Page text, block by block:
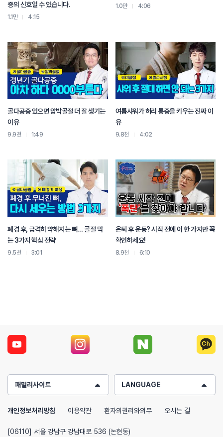
증의 신호일 수 있습니다.
1.1만 4:15
1.0만 4:06
골다공증 있으면 압박골절 더 잘 생기는
이유
9.9천 1:49
여름샤워가 허리 통증을 키우는 진짜 이
유
9.8천 4:02
폐경 후, 급격히 약해지는 뼈… 골절 막
는 3가지 핵심 전략
9.5천 3:01
은퇴 후 운동? 시작 전에 이 한 가지만 꼭
확인하세요!
8.9천 6:10
패밀리사이트 LANGUAGE
개인정보처리방침 이용약관 환자의권리와의무 오시는 길
[06110] 서울 강남구 강남대로 536 (논현동)